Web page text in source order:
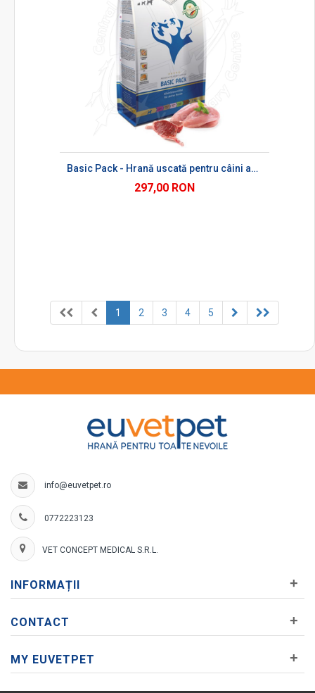
Basic Pack - Hrană uscată pentru câini adulți
297,00 RON
1 2 3 4 5
info@euvetpet.ro
0772223123
VET CONCEPT MEDICAL S.R.L.
INFORMAȚII +
CONTACT +
MY EUVETPET +